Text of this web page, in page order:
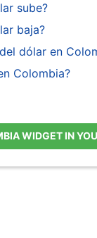
sube?
baja?
dólar en
Colombia?
WIDGET IN